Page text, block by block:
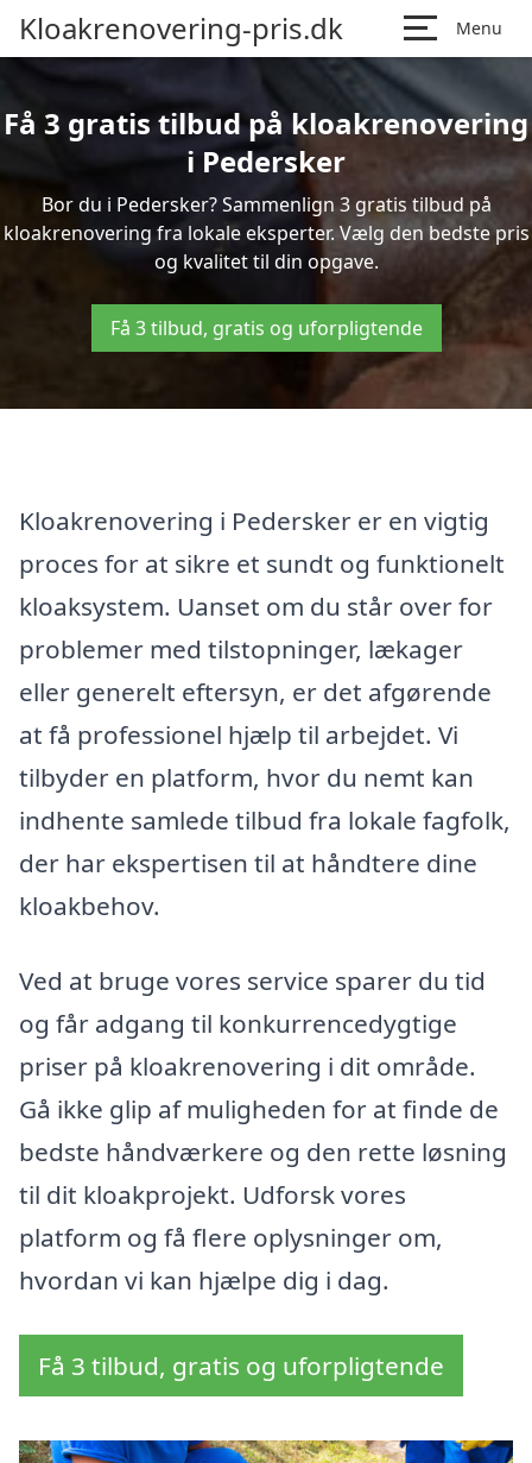
Kloakrenovering-pris.dk Menu
Få 3 gratis tilbud på kloakrenovering
i Pedersker
Bor du i Pedersker? Sammenlign 3 gratis tilbud på
kloakrenovering fra lokale eksperter. Vælg den bedste pris
og kvalitet til din opgave.
Få 3 tilbud, gratis og uforpligtende
Kloakrenovering i Pedersker er en vigtig
proces for at sikre et sundt og funktionelt
kloaksystem. Uanset om du står over for
problemer med tilstopninger, lækager
eller generelt eftersyn, er det afgørende
at få professionel hjælp til arbejdet. Vi
tilbyder en platform, hvor du nemt kan
indhente samlede tilbud fra lokale fagfolk,
der har ekspertisen til at håndtere dine
kloakbehov.
Ved at bruge vores service sparer du tid
og får adgang til konkurrencedygtige
priser på kloakrenovering i dit område.
Gå ikke glip af muligheden for at finde de
bedste håndværkere og den rette løsning
til dit kloakprojekt. Udforsk vores
platform og få flere oplysninger om,
hvordan vi kan hjælpe dig i dag.
Få 3 tilbud, gratis og uforpligtende